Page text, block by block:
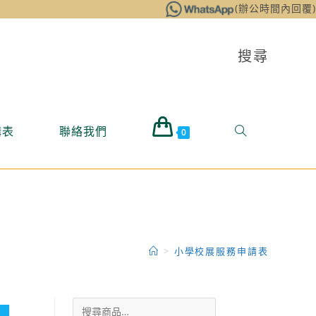
(辦公時間內回覆)
搜尋
聯絡我們 0
> 小學校展服務申請表